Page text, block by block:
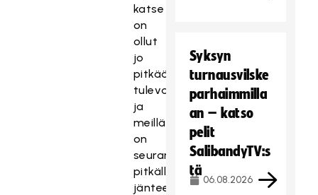
katse
on
ollut
jo
pitkään
tulevassa
ja
meillä
on
seurana
pitkällä
jänteellä
Syksyn
turnausvilske
parhaimmilla
an – katso
pelit
SalibandyTV:s
tä
06.08.2026